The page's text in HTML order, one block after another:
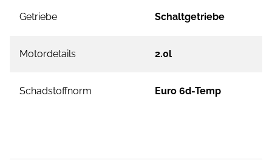
Getriebe Schaltgetriebe
Motordetails 2.0l
Schadstoffnorm Euro 6d-Temp